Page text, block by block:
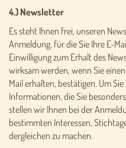
4.) Newsletter
Es steht Ihnen frei, unseren
Anmeldung, für die Sie Ihre E-
Einwilligung zum Erhalt des
wirksam werden, wenn Sie
Mail erhalten, bestätigen. Um
Informationen, die Sie
stellen wir Ihnen bei der
bestimmten Interessen,
dergleichen zu machen.